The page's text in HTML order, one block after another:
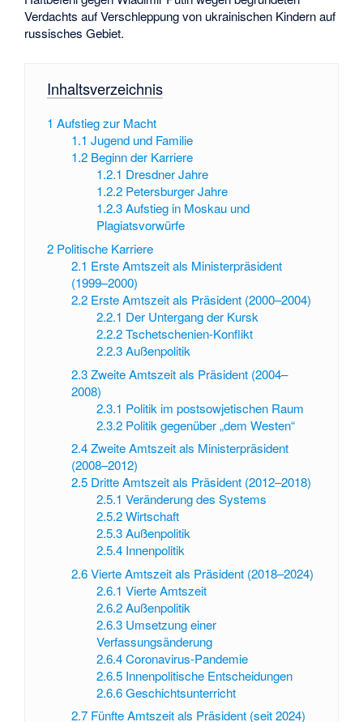
Verdachts aufVerschleppung von ukrainischen Kindern auf
russisches Gebiet.
Inhaltsverzeichnis
1 Aufstieg zur Macht
1.1 Jugend und Familie
1.2 Beginn der Karriere
1.2.1 Dresdner Jahre
1.2.2 Petersburger Jahre
1.2.3 Aufstieg in Moskau und
Plagiatsvorwürfe
2 Politische Karriere
2.1 Erste Amtszeit als Ministerpräsident
(1999–2000)
2.2 Erste Amtszeit als Präsident (2000–2004)
2.2.1 Der Untergang der Kursk
2.2.2 Tschetschenien-Konflikt
2.2.3 Außenpolitik
2.3 Zweite Amtszeit als Präsident (2004–
2008)
2.3.1 Politik im postsowjetischen Raum
2.3.2 Politik gegenüber „dem Westen“
2.4 Zweite Amtszeit als Ministerpräsident
(2008–2012)
2.5 Dritte Amtszeit als Präsident (2012–2018)
2.5.1 Veränderung des Systems
2.5.2 Wirtschaft
2.5.3 Außenpolitik
2.5.4 Innenpolitik
2.6 Vierte Amtszeit als Präsident (2018–2024)
2.6.1 Vierte Amtszeit
2.6.2 Außenpolitik
2.6.3 Umsetzung einer
Verfassungsänderung
2.6.4 Coronavirus-Pandemie
2.6.5 Innenpolitische Entscheidungen
2.6.6 Geschichtsunterricht
2.7 Fünfte Amtszeit als Präsident (seit 2024)